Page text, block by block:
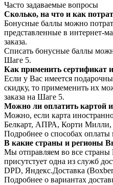
Часто задаваемые вопросы
Сколько, на что и как
Бонусные баллы можно
представленные в интернет-
заказа.
Списать бонусные баллы
Шаге 5.
Как применить сертификат
Если у Вас имеется
скидку, то примеменить их
заказа на Шаге 5.
Можно ли оплатить картой
Можно, если карта
Белкарт, АПРА, Корти Милли,
Подробнее о способах оплаты
В какие страны и регионы
Мы отправляем во все
присутстует одна из служб
DPD, Яндекс.Доставка
Подробнее о вариантах